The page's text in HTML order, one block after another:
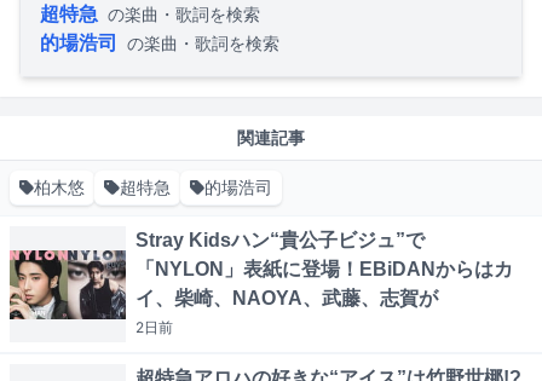
超特急 の楽曲・歌詞を検索
的場浩司 の楽曲・歌詞を検索
関連記事
柏木悠 超特急 的場浩司
Stray Kidsハン“貴公子ビジュ”で
「NYLON」表紙に登場！EBiDANからはカ
イ、柴崎、NAOYA、武藤、志賀が
2日前